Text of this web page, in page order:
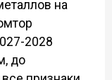
на
2028
до